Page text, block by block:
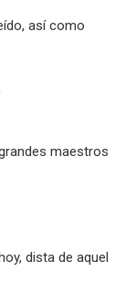
así como
maestros
dista de aquel